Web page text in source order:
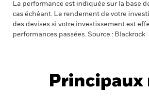
La performance est indiquée sur la base
cas échéant. Le rendement de votre
des devises si votre investissement est
performances passées. Source : Blackrock
Principaux